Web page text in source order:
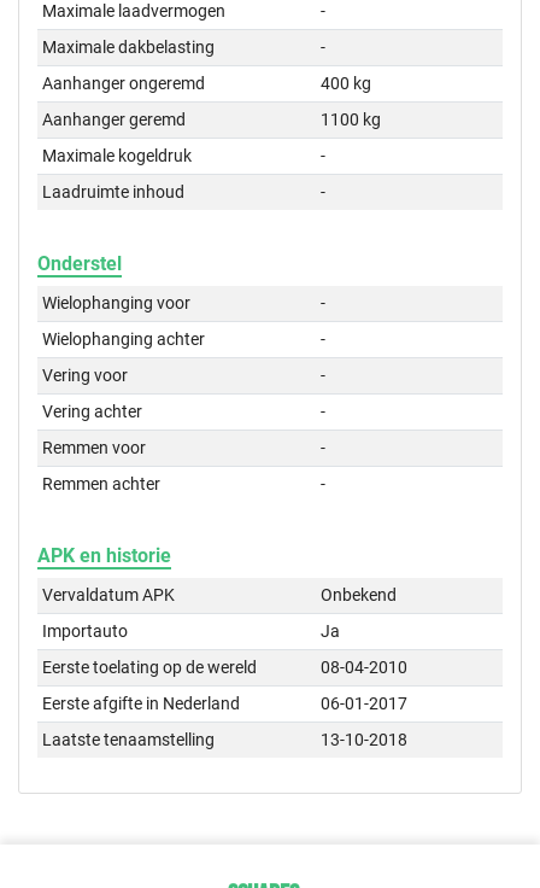
Maximale laadvermogen
-
Maximale dakbelasting
-
Aanhanger ongeremd
400 kg
Aanhanger geremd
1100 kg
Maximale kogeldruk
-
Laadruimte inhoud
-
Onderstel
Wielophanging voor
-
Wielophanging achter
-
Vering voor
-
Vering achter
-
Remmen voor
-
Remmen achter
-
APK en historie
Vervaldatum APK
Onbekend
Importauto
Ja
Eerste toelating op de wereld
08-04-2010
Eerste afgifte in Nederland
06-01-2017
Laatste tenaamstelling
13-10-2018